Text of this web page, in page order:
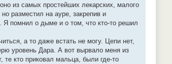
из самых простейших лекарских, малого
разместил на ауре, закрепив и
Я помнил о дыме и о том, что кто-то решил
а то даже встать не могу. Цепи нет,
уровень Дара. А вот вырвало меня из
те кто приковал мальца, были где-то